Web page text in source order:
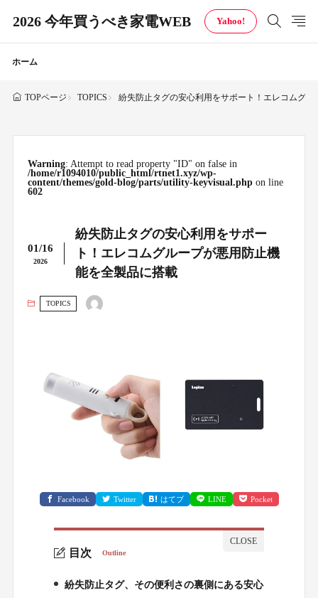
2026 今年買うべき家電WEB Yahoo!
ホーム
TOPページ TOPICS 紛失防止タグの安心利用をサポート！エレコムグ
Warning: Attempt to read property "ID" on false in
/home/r1094010/public_html/rtnet1.xyz/wp-
content/themes/gold-blog/parts/utility-keyvisual.phpon line
602
01/16
2026
紛失防止タグの安心利用をサポー
ト！エレコムグループが悪用防止機
能を全製品に搭載
TOPICS
Facebook Twitter はてブ LINE Pocket
目次 Outline
1.
紛失防止タグ、その便利さの裏側にある安心